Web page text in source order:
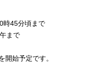
時45分頃まで
まで
開始予定です。